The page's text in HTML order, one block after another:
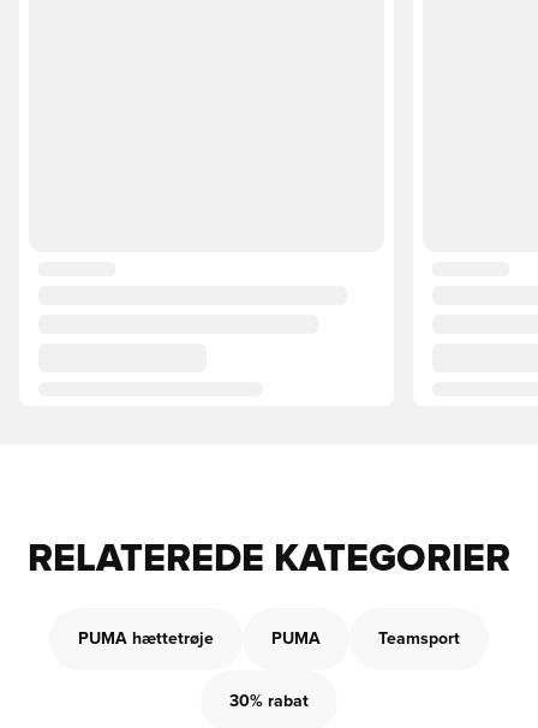
RELATEREDE KATEGORIER
PUMA hættetrøje PUMA Teamsport
30% rabat